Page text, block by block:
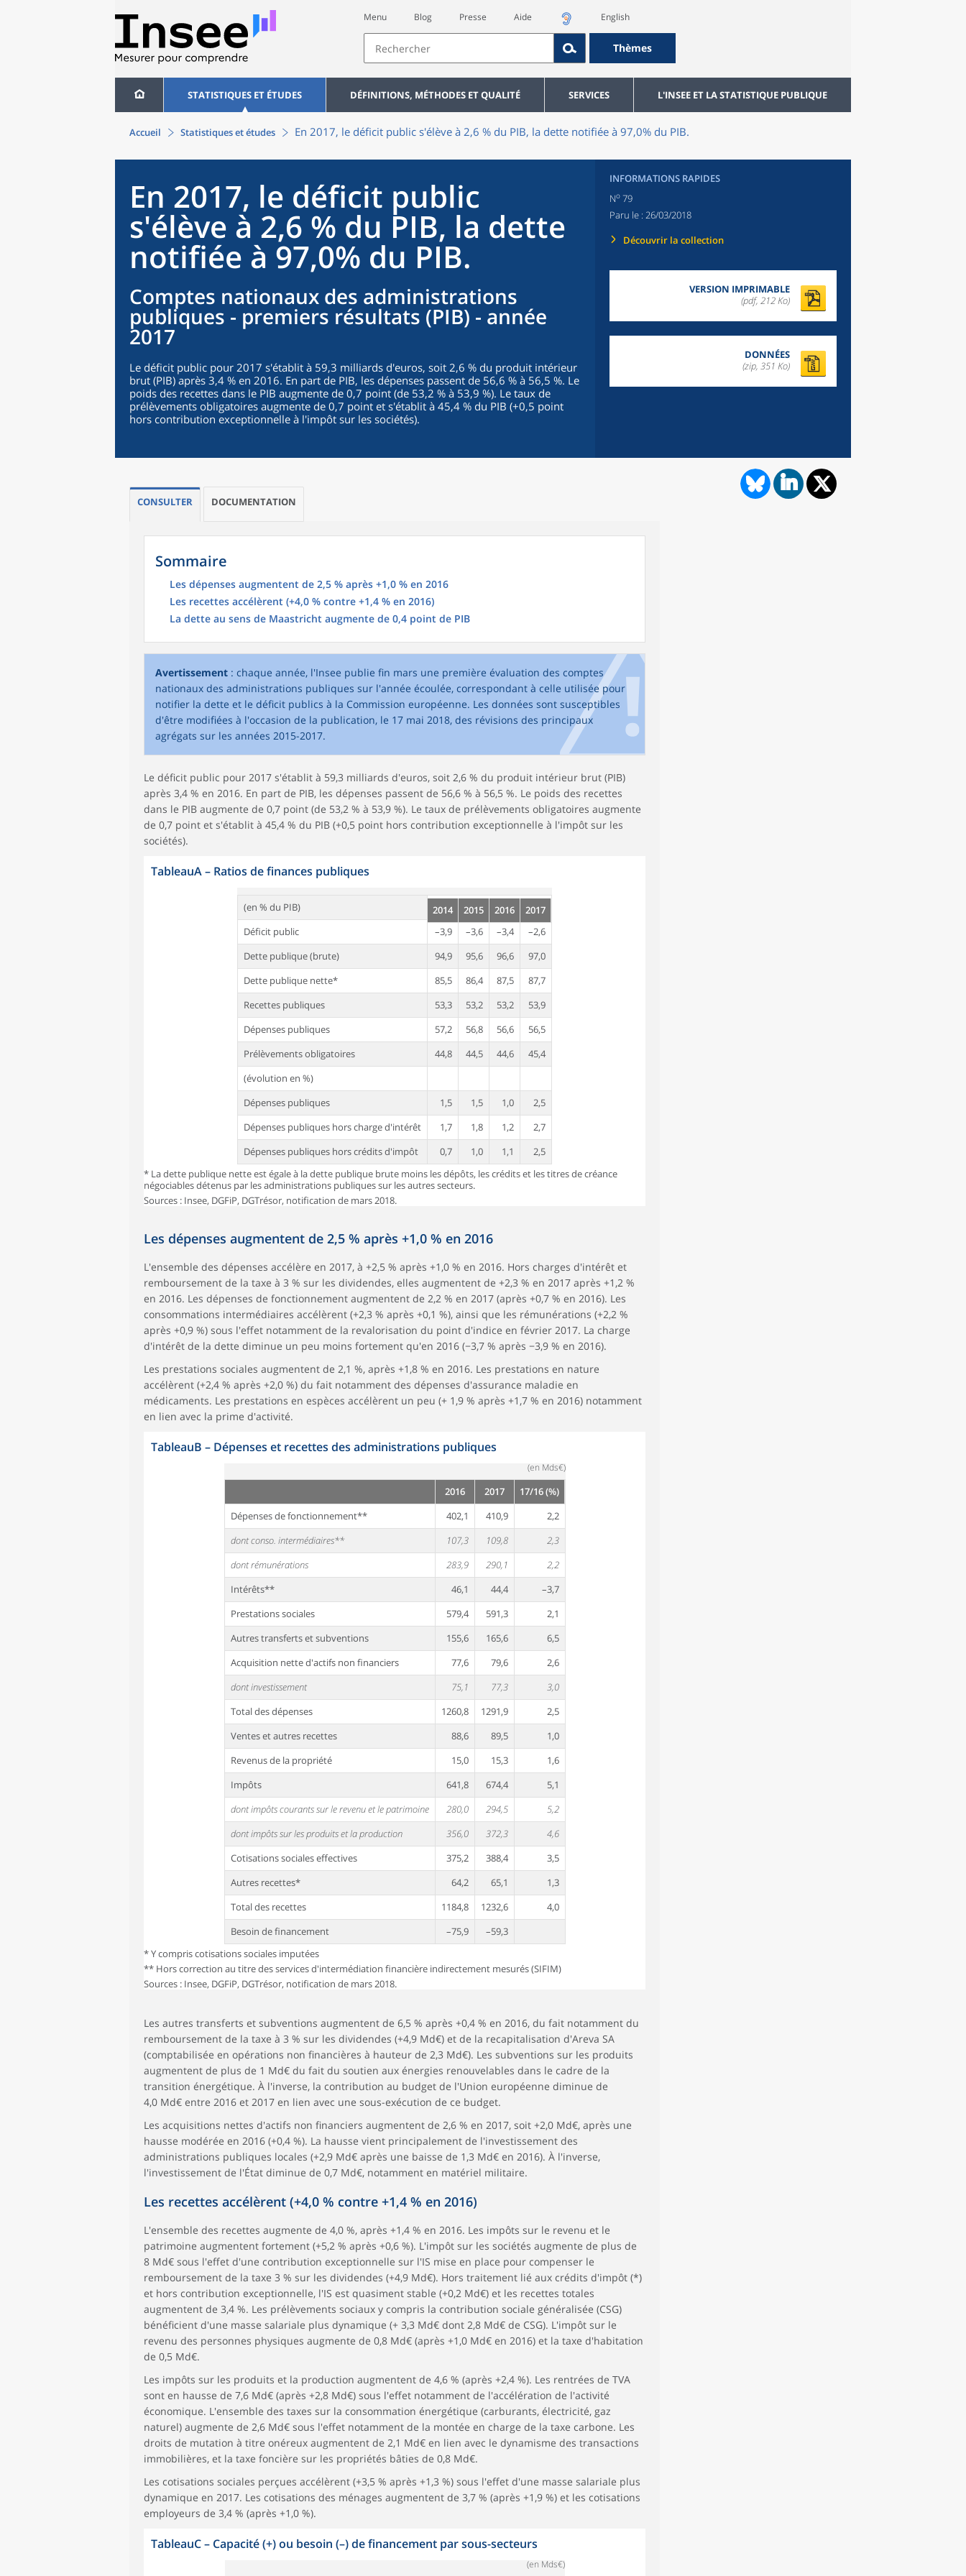
Menu Blog Presse Aide English
Thèmes
STATISTIQUES ET ÉTUDES DÉFINITIONS, MÉTHODES ET QUALITÉ SERVICES L'INSEE ET LA STATISTIQUE PUBLIQUE
Accueil Statistiques et études En 2017, le déficit public s'élève à 2,6 % du PIB, la dette notifiée à 97,0% du PIB.
En 2017, le déficit public
s'élève à 2,6 % du PIB, la dette
notifiée à 97,0% du PIB.
Comptes nationaux des administrations
publiques - premiers résultats (PIB) - année
2017
Le déficit public pour 2017 s'établit à 59,3 milliards d'euros, soit 2,6 % du produit intérieur
brut (PIB) après 3,4 % en 2016. En part de PIB, les dépenses passent de 56,6 % à 56,5 %. Le
poids des recettes dans le PIB augmente de 0,7 point (de 53,2 % à 53,9 %). Le taux de
prélèvements obligatoires augmente de 0,7 point et s'établit à 45,4 % du PIB (+0,5 point
hors contribution exceptionnelle à l'impôt sur les sociétés).
INFORMATIONS RAPIDES
No 79
Paru le : 26/03/2018
Découvrir la collection
VERSION IMPRIMABLE
(pdf, 212 Ko)
DONNÉES
(zip, 351 Ko)
CONSULTER DOCUMENTATION
Sommaire
Les dépenses augmentent de 2,5 % après +1,0 % en 2016
Les recettes accélèrent (+4,0 % contre +1,4 % en 2016)
La dette au sens de Maastricht augmente de 0,4 point de PIB
Avertissement : chaque année, l'Insee publie fin mars une première évaluation des comptes
nationaux des administrations publiques sur l'année écoulée, correspondant à celle utilisée pour
notifier la dette et le déficit publics à la Commission européenne. Les données sont susceptibles
d'être modifiées à l'occasion de la publication, le 17 mai 2018, des révisions des principaux
agrégats sur les années 2015-2017.
Le déficit public pour 2017 s'établit à 59,3 milliards d'euros, soit 2,6 % du produit intérieur brut (PIB)
après 3,4 % en 2016. En part de PIB, les dépenses passent de 56,6 % à 56,5 %. Le poids des recettes
dans le PIB augmente de 0,7 point (de 53,2 % à 53,9 %). Le taux de prélèvements obligatoires augmente
de 0,7 point et s'établit à 45,4 % du PIB (+0,5 point hors contribution exceptionnelle à l'impôt sur les
sociétés).
TableauA– Ratios de finances publiques
(en % du PIB) 2014 2015 2016
2017
Déficit public
–3,9 –3,6 –3,4
–2,6
Dette publique (brute)
94,9 95,6 96,6
97,0
Dette publique nette*
85,5 86,4 87,5
87,7
Recettes publiques
53,3 53,2 53,2
53,9
Dépenses publiques
57,2 56,8 56,6
56,5
Prélèvements obligatoires
44,8 44,5 44,6
45,4
(évolution en %)
Dépenses publiques
1,5 1,5 1,0
2,5
Dépenses publiques hors charge d'intérêt
1,7 1,8 1,2
2,7
Dépenses publiques hors crédits d'impôt
0,7 1,0 1,1
2,5
* La dette publique nette est égale à la dette publique brute moins les dépôts, les crédits et les titres de créance
négociables détenus par les administrations publiques sur les autres secteurs.
Sources : Insee, DGFiP, DGTrésor, notification de mars 2018.
Les dépenses augmentent de 2,5 % après +1,0 % en 2016
L'ensemble des dépenses accélère en 2017, à +2,5 % après +1,0 % en 2016. Hors charges d'intérêt et
remboursement de la taxe à 3 % sur les dividendes, elles augmentent de +2,3 % en 2017 après +1,2 %
en 2016. Les dépenses de fonctionnement augmentent de 2,2 % en 2017 (après +0,7 % en 2016). Les
consommations intermédiaires accélèrent (+2,3 % après +0,1 %), ainsi que les rémunérations (+2,2 %
après +0,9 %) sous l'effet notamment de la revalorisation du point d'indice en février 2017. La charge
d'intérêt de la dette diminue un peu moins fortement qu'en 2016 (−3,7 % après −3,9 % en 2016).
Les prestations sociales augmentent de 2,1 %, après +1,8 % en 2016. Les prestations en nature
accélèrent (+2,4 % après +2,0 %) du fait notamment des dépenses d'assurance maladie en
médicaments. Les prestations en espèces accélèrent un peu (+ 1,9 % après +1,7 % en 2016) notamment
en lien avec la prime d'activité.
TableauB – Dépenses et recettes des administrations publiques
(en Mds€)
2016 2017
17/16 (%)
Dépenses de fonctionnement**
402,1 410,9
2,2
dont conso. intermédiaires**
107,3 109,8
2,3
dont rémunérations
283,9 290,1
2,2
Intérêts**
46,1 44,4
–3,7
Prestations sociales
579,4 591,3
2,1
Autres transferts et subventions
155,6 165,6
6,5
Acquisition nette d'actifs non financiers
77,6 79,6
2,6
dont investissement
75,1 77,3
3,0
Total des dépenses
1260,8 1291,9
2,5
Ventes et autres recettes
88,6 89,5
1,0
Revenus de la propriété
15,0 15,3
1,6
Impôts
641,8 674,4
5,1
dont impôts courants sur le revenu et le patrimoine
280,0 294,5
5,2
dont impôts sur les produits et la production
356,0 372,3
4,6
Cotisations sociales effectives
375,2 388,4
3,5
Autres recettes*
64,2 65,1
1,3
Total des recettes
1184,8 1232,6
4,0
Besoin de financement
–75,9
–59,3
* Y compris cotisations sociales imputées
** Hors correction au titre des services d'intermédiation financière indirectement mesurés (SIFIM)
Sources : Insee, DGFiP, DGTrésor, notification de mars 2018.
Les autres transferts et subventions augmentent de 6,5 % après +0,4 % en 2016, du fait notamment du
remboursement de la taxe à 3 % sur les dividendes (+4,9 Md€) et de la recapitalisation d'Areva SA
(comptabilisée en opérations non financières à hauteur de 2,3 Md€). Les subventions sur les produits
augmentent de plus de 1 Md€ du fait du soutien aux énergies renouvelables dans le cadre de la
transition énergétique. À l'inverse, la contribution au budget de l'Union européenne diminue de
4,0 Md€ entre 2016 et 2017 en lien avec une sous-exécution de ce budget.
Les acquisitions nettes d'actifs non financiers augmentent de 2,6 % en 2017, soit +2,0 Md€, après une
hausse modérée en 2016 (+0,4 %). La hausse vient principalement de l'investissement des
administrations publiques locales (+2,9 Md€ après une baisse de 1,3 Md€ en 2016). À l'inverse,
l'investissement de l'État diminue de 0,7 Md€, notamment en matériel militaire.
Les recettes accélèrent (+4,0 % contre +1,4 % en 2016)
L'ensemble des recettes augmente de 4,0 %, après +1,4 % en 2016. Les impôts sur le revenu et le
patrimoine augmentent fortement (+5,2 % après +0,6 %). L'impôt sur les sociétés augmente de plus de
8 Md€ sous l'effet d'une contribution exceptionnelle sur l'IS mise en place pour compenser le
remboursement de la taxe 3 % sur les dividendes (+4,9 Md€). Hors traitement lié aux crédits d'impôt (*)
et hors contribution exceptionnelle, l'IS est quasiment stable (+0,2 Md€) et les recettes totales
augmentent de 3,4 %. Les prélèvements sociaux y compris la contribution sociale généralisée (CSG)
bénéficient d'une masse salariale plus dynamique (+ 3,3 Md€ dont 2,8 Md€ de CSG). L'impôt sur le
revenu des personnes physiques augmente de 0,8 Md€ (après +1,0 Md€ en 2016) et la taxe d'habitation
de 0,5 Md€.
Les impôts sur les produits et la production augmentent de 4,6 % (après +2,4 %). Les rentrées de TVA
sont en hausse de 7,6 Md€ (après +2,8 Md€) sous l'effet notamment de l'accélération de l'activité
économique. L'ensemble des taxes sur la consommation énergétique (carburants, électricité, gaz
naturel) augmente de 2,6 Md€ sous l'effet notamment de la montée en charge de la taxe carbone. Les
droits de mutation à titre onéreux augmentent de 2,1 Md€ en lien avec le dynamisme des transactions
immobilières, et la taxe foncière sur les propriétés bâties de 0,8 Md€.
Les cotisations sociales perçues accélèrent (+3,5 % après +1,3 %) sous l'effet d'une masse salariale plus
dynamique en 2017. Les cotisations des ménages augmentent de 3,7 % (après +1,9 %) et les cotisations
employeurs de 3,4 % (après +1,0 %).
TableauC– Capacité (+) ou besoin (–) de financement par sous-secteurs
(en Mds€)